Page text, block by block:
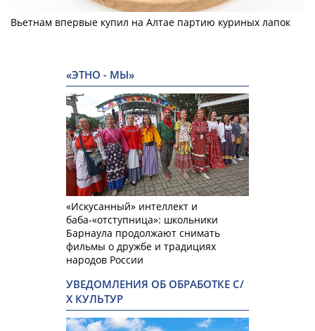
Вьетнам впервые купил на Алтае партию куриных лапок
«ЭТНО - МЫ»
«Искусанный» интеллект и
баба-«отступница»: школьники
Барнаула продолжают снимать
фильмы о дружбе и традициях
народов России
УВЕДОМЛЕНИЯ ОБ ОБРАБОТКЕ С/
Х КУЛЬТУР